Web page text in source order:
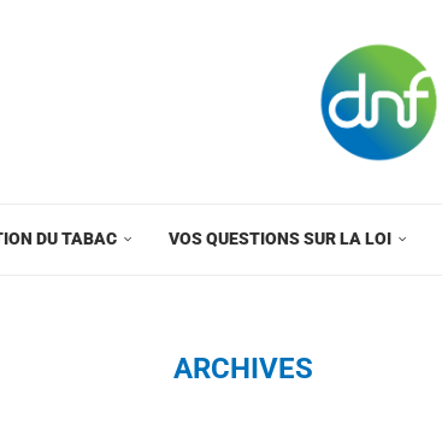
DU TABAC VOS QUESTIONS SUR LA LOI
ARCHIVES